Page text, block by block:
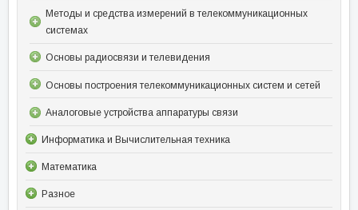
Методы и средства измерений в телекоммуникационных
системах
Основы радиосвязи и телевидения
Основы построения телекоммуникационных систем и сетей
Аналоговые устройства аппаратуры связи
Информатика и Вычислительная техника
Математика
Разное